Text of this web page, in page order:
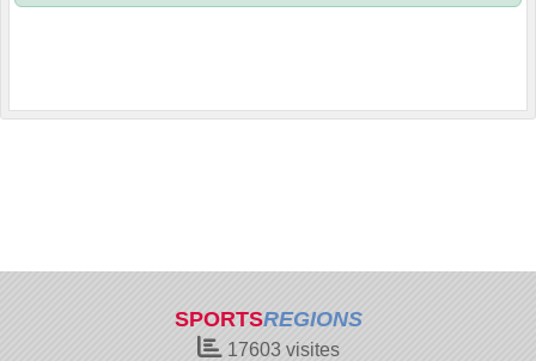
SPORTSREGIONS
17603visites